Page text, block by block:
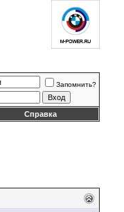
Запомнить?
Справка